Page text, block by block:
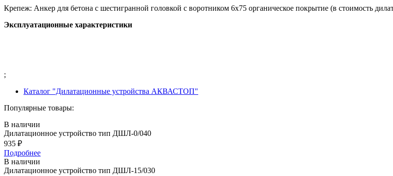
Крепеж: Анкер для бетона с шестигранной головкой с воротником 6х75 органическое покрытие (в стоимость
Эксплуатационные характеристики
;
Каталог "Дилатационные устройства АКВАСТОП"
Популярные товары:
В наличии
Дилатационное устройство тип ДШЛ-0/040
935 ₽
Подробнее
В наличии
Дилатационное устройство тип ДШЛ-15/030